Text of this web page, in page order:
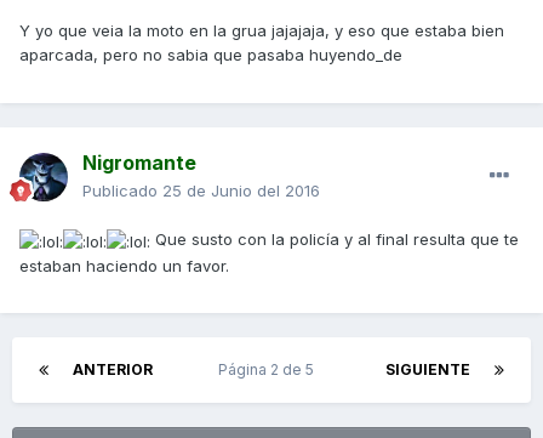
Y yo que veia la moto en la grua jajajaja, y eso que estaba bien
aparcada, pero no sabia que pasaba huyendo_de
Nigromante
Publicado 25 de Junio del 2016
Que susto con la policía y al final resulta que te
estaban haciendo un favor.
ANTERIOR SIGUIENTE
Página 2 de 5